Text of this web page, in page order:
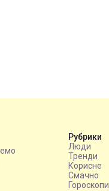
Рубрики
Люди
Тренди
Корисне
Смачно
Гороскопи